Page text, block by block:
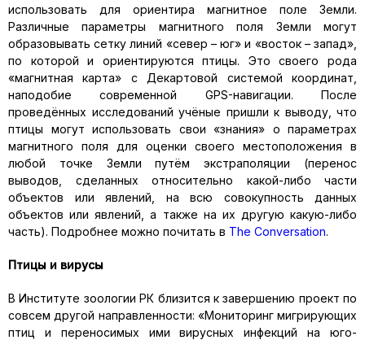
использовать для ориентира магнитное поле Земли.
Различные параметры магнитного поля Земли могут
образовывать сетку линий «север – юг» и «восток – запад»,
по которой и ориентируются птицы. Это своего рода
«магнитная карта» с Декартовой системой координат,
наподобие современной GPS-навигации. После
проведённых исследований учёные пришли к выводу, что
птицы могут использовать свои «знания» о параметрах
магнитного поля для оценки своего местоположения в
любой точке Земли путём экстраполяции (перенос
выводов, сделанных относительно какой-либо части
объектов или явлений, на всю совокупность данных
объектов или явлений, а также на их другую какую-либо
часть). Подробнее можно почитать в The Conversation.
Птицы и вирусы
В Институте зоологии РК близится к завершению проект по
совсем другой направленности: «Мониторинг мигрирующих
птиц и переносимых ими вирусных инфекций на юго-